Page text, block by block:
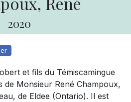
2020
et fils du Témiscamingue
de Monsieur René Champoux,
de Eldee (Ontario). Il est